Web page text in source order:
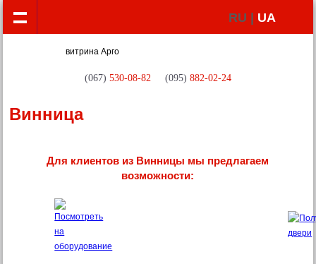
RU | UA
(067) 530-08-82 (095) 882-02-24
Винница
Для клиентов из Винницы мы предлагаем
возможности: